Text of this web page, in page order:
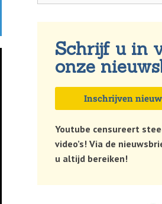
Schrijf u in
onze
Inschrijven
Youtube censureert
video’s! Via de
u altijd bereiken!